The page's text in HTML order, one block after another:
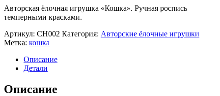
Авторская ёлочная игрушка «Кошка». Ручная роспись
темперными красками.
Артикул: CH002 Категория: Авторские ёлочные игрушки
Метка: кошка
Описание
Детали
Описание